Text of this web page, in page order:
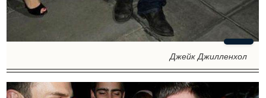
Джейк Джилленхол